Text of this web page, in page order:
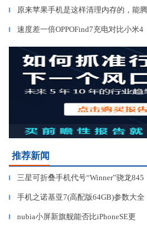
▎ 原来苹果手机是这样清理内存的，能
▎ 速度差一倍OPPOFind7充电对比小米4
推荐新闻
▎ 三星可折叠手机代号“Winner”骁龙845
▎ 手机之诺基亚7(高配版64GB)参数大全
▎ nubia小屏新旗舰能否比iPhoneSE更